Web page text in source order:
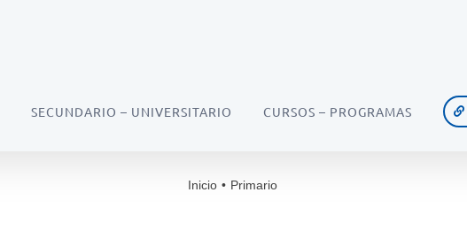
SECUNDARIO – UNIVERSITARIO CURSOS – PROGRAMAS
Inicio • Primario